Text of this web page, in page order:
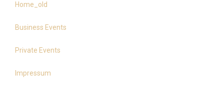
Home_old
Business Events
Private Events
Impressum